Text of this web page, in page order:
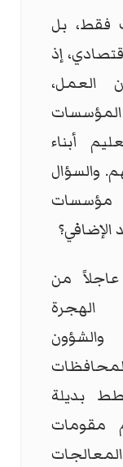
فقط، بل
إذ
العمل،
أبناء
والسؤال
مؤسسات
من
الهجرة
بديلة
مقومات